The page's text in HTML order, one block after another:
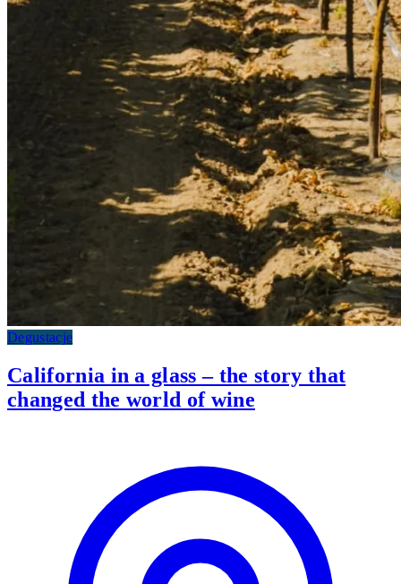
Degustacje
California in a glass – the story that
changed the world of wine